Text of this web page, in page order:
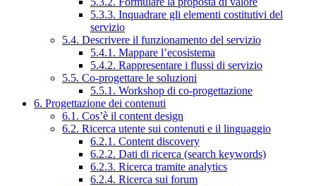
5.3.3. Inquadrare gli elementi costitutivi del
servizio
5.4. Descrivere il funzionamento del servizio
5.4.1. Mappare l’ecosistema
5.4.2. Rappresentare i flussi di servizio
5.5. Co-progettare le soluzioni
5.5.1. Workshop di co-progettazione
6. Progettazione dei contenuti
6.1. Cos’è il content design
6.2. Ricerca utente sui contenuti e il linguaggio
6.2.1. Content discovery
6.2.2. Dati di ricerca (search keywords)
6.2.3. Ricerca tramite analytics
6.2.4. Ricerca sui forum